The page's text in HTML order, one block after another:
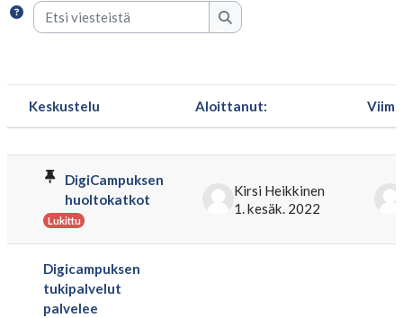
Etsi viesteistä
Etsi viesteistä
Tilanne
Keskustelu Aloittanut:
DigiCampuksen
huoltokatkot
Lukittu
Kirsi Heikkinen
1. kesäk. 2022
Digicampuksen
tukipalvelut
palvelee